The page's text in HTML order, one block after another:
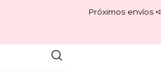
Próximos envíos